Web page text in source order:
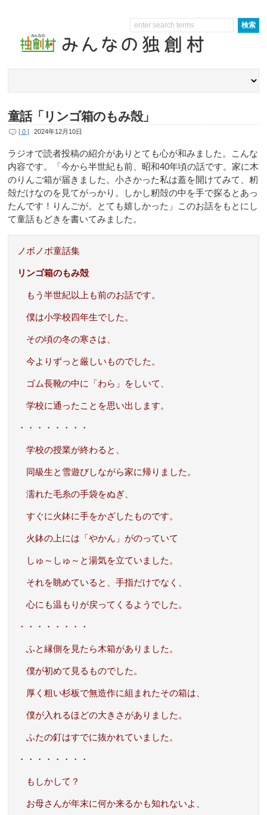
童話「リンゴ箱のもみ殻」
[ 0 ] 2024年12月10日
ラジオで読者投稿の紹介がありとても心が和みました。こんな
内容です。「今から半世紀も前、昭和40年頃の話です。家に木
のりんご箱が届きました。小さかった私は蓋を開けてみて、籾
殻だけなのを見てがっかり。しかし籾殻の中を手で探るとあっ
たんです！りんごが。とても嬉しかった」このお話をもとにし
て童話もどきを書いてみました。
ノボノボ童話集
リンゴ箱のもみ殻
もう半世紀以上も前のお話です。
僕は小学校四年生でした。
その頃の冬の寒さは、
今よりずっと厳しいものでした。
ゴム長靴の中に「わら」をしいて、
学校に通ったことを思い出します。
・・・・・・・・
学校の授業が終わると、
同級生と雪遊びしながら家に帰りました。
濡れた毛糸の手袋をぬぎ、
すぐに火鉢に手をかざしたものです。
火鉢の上には「やかん」がのっていて
しゅ～しゅ～と湯気を立ていました。
それを眺めていると、手指だけでなく、
心にも温もりが戻ってくるようでした。
・・・・・・・・
ふと縁側を見たら木箱がありました。
僕が初めて見るものでした。
厚く粗い杉板で無造作に組まれたその箱は、
僕が入れるほどの大きさがありました。
ふたの釘はすでに抜かれていました。
・・・・・・・・
もしかして？
お母さんが年末に何か来るかも知れないよ、